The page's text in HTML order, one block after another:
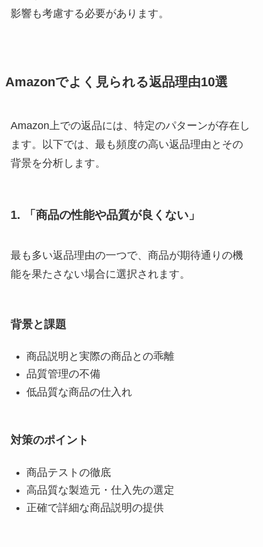
影響も考慮する必要があります。
Amazonでよく見られる返品理由10選
Amazon上での返品には、特定のパターンが存在し
ます。以下では、最も頻度の高い返品理由とその
背景を分析します。
1. 「商品の性能や品質が良くない」
最も多い返品理由の一つで、商品が期待通りの機
能を果たさない場合に選択されます。
背景と課題
商品説明と実際の商品との乖離
品質管理の不備
低品質な商品の仕入れ
対策のポイント
商品テストの徹底
高品質な製造元・仕入先の選定
正確で詳細な商品説明の提供